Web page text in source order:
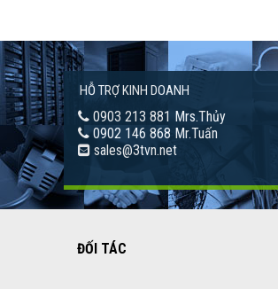
HỖ TRỢ KINH DOANH
0903 213 881 Mrs.Thủy
0902 146 868 Mr.Tuấn
sales@3tvn.net
ĐỐI TÁC